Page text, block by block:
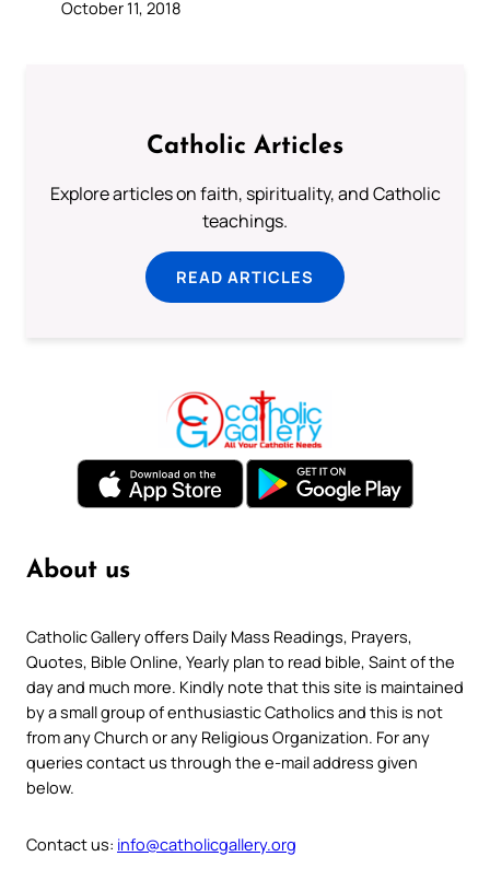
October 11, 2018
Catholic Articles
Explore articles on faith, spirituality, and Catholic
teachings.
READ ARTICLES
About us
Catholic Gallery offers Daily Mass Readings, Prayers,
Quotes, Bible Online, Yearly plan to read bible, Saint of the
day and much more. Kindly note that this site is maintained
by a small group of enthusiastic Catholics and this is not
from any Church or any Religious Organization. For any
queries contact us through the e-mail address given
below.
Contact us: info@catholicgallery.org